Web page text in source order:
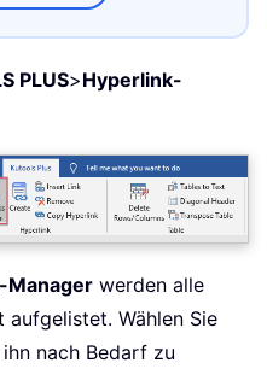
PLUS>Hyperlink-
Manager werden alle
Wählen Sie
nach Bedarf zu